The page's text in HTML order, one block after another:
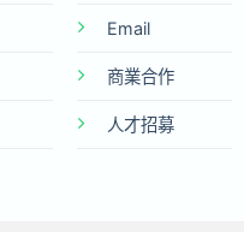
Email
商業合作
人才招募